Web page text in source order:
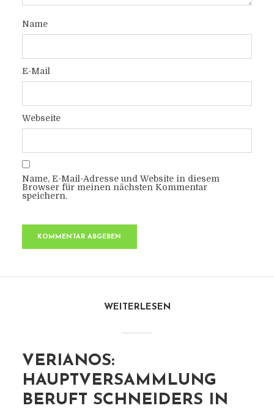
Name
E-Mail
Webseite
Name, E-Mail-Adresse und Website in diesem
Browser für meinen nächsten Kommentar
speichern.
WEITERLESEN
VERIANOS:
HAUPTVERSAMMLUNG
BERUFT SCHNEIDERS IN